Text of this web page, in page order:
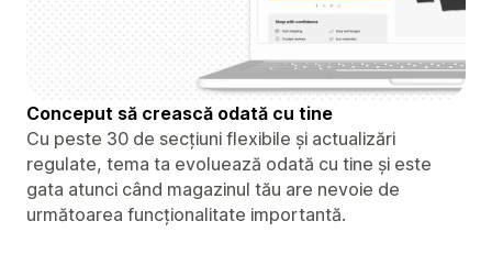
Conceput să crească odată cu tine
Cu peste 30 de secțiuni flexibile și actualizări
regulate, tema ta evoluează odată cu tine și este
gata atunci când magazinul tău are nevoie de
următoarea funcționalitate importantă.